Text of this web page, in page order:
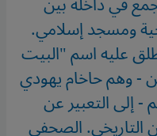
ومسجد إسلامي.
عليه اسم "البيت
- وهم حاخام يهودي
التعبير عن
التاريخي. الصحفي